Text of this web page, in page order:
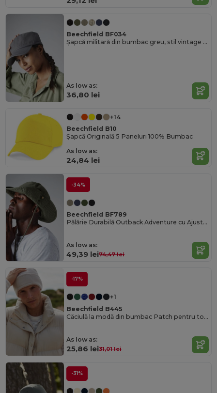
Beechfield BF034
Șapcă militară din bumbac greu, stil vintage Beechfield
As low as:
36,80 lei
+14
Beechfield B10
Șapcă Originală 5 Paneluri 100% Bumbac
As low as:
24,84 lei
-34%
Beechfield BF789
Pălărie Durabilă Outback Adventure cu Ajustare Reglabilă
As low as:
49,39 lei74,47 lei
-17%
+1
Beechfield B445
Căciulă la modă din bumbac Patch pentru toate anotimpurile
As low as:
25,86 lei31,01 lei
-31%